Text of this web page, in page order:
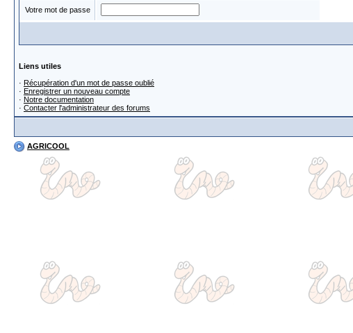
Votre mot de passe
Liens utiles
· Récupération d'un mot de passe oublié
· Enregistrer un nouveau compte
· Notre documentation
· Contacter l'administrateur des forums
AGRICOOL